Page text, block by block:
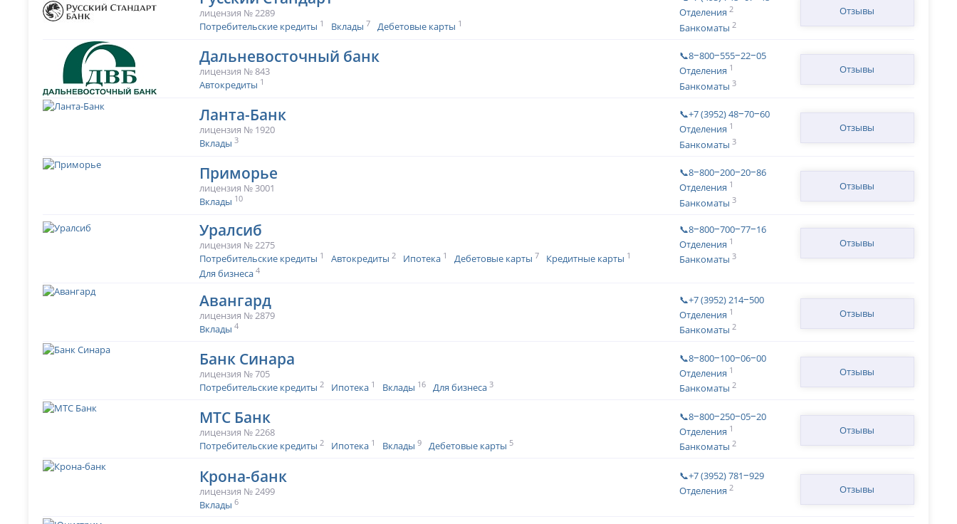
лицензия № 2289
Потребительские кредиты 1 Вклады 7 Дебетовые карты 1
Отделения 2
Банкоматы 2
Отзывы
Дальневосточный банк
лицензия № 843
Автокредиты 1
📞8‒800‒555‒22‒05
Отделения 1
Банкоматы 3
Отзывы
Ланта-Банк
лицензия № 1920
Вклады 3
📞+7 (3952) 48‒70‒60
Отделения 1
Банкоматы 3
Отзывы
Приморье
лицензия № 3001
Вклады 10
📞8‒800‒200‒20‒86
Отделения 1
Банкоматы 3
Отзывы
Уралсиб
лицензия № 2275
Потребительские кредиты 1 Автокредиты 2 Ипотека 1 Дебетовые карты 7 Кредитные карты 1
Для бизнеса 4
📞8‒800‒700‒77‒16
Отделения 1
Банкоматы 3
Отзывы
Авангард
лицензия № 2879
Вклады 4
📞+7 (3952) 214‒500
Отделения 1
Банкоматы 2
Отзывы
Банк Синара
лицензия № 705
Потребительские кредиты 2 Ипотека 1 Вклады 16 Для бизнеса 3
📞8‒800‒100‒06‒00
Отделения 1
Банкоматы 2
Отзывы
МТС Банк
лицензия № 2268
Потребительские кредиты 2 Ипотека 1 Вклады 9 Дебетовые карты 5
📞8‒800‒250‒05‒20
Отделения 1
Банкоматы 2
Отзывы
Крона-банк
лицензия № 2499
Вклады 6
📞+7 (3952) 781‒929
Отделения 2 Отзывы